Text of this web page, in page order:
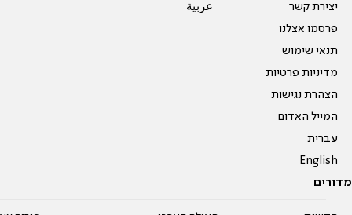
יצירת קשר
פרסמו אצלנו
תנאי שימוש
מדיניות פרטיות
הצהרת נגישות
המייל האדום
עברית
English
عربية
מדורים